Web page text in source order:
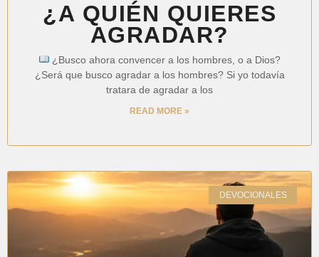
¿A QUIÉN QUIERES
AGRADAR?
¿Busco ahora convencer a los hombres, o a Dios?
¿Será que busco agradar a los hombres? Si yo todavía
tratara de agradar a los
READ MORE »
DEVOCIONALES